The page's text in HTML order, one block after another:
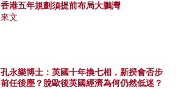
香港五年規劃須提前布局大鵬灣
來文
孔永樂博士：英國十年換七相，新揆會否步
前任後塵？脫歐後英國經濟為何仍然低迷？